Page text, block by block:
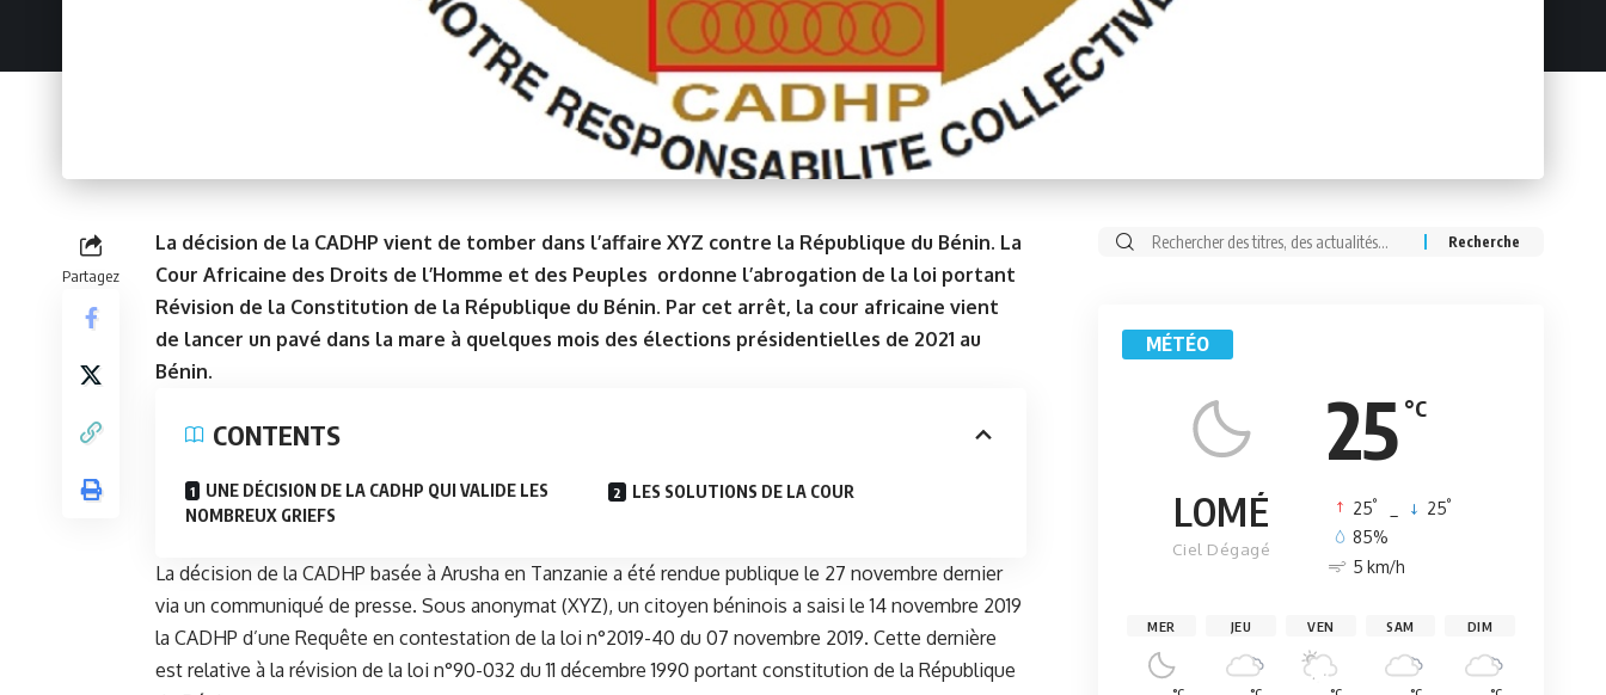
Partagez
La décision de la CADHP vient de tomber dans l’affaire XYZ contre la République du Bénin. La
Cour Africaine des Droits de l’Homme et des Peuples ordonne l’abrogation de la loi portant
Révision de la Constitution de la République du Bénin. Par cet arrêt, la cour africaine vient
de lancer un pavé dans la mare à quelques mois des élections présidentielles de 2021 au
Bénin.
CONTENTS
UNE DÉCISION DE LA CADHP QUI VALIDE LES
NOMBREUX GRIEFS
LES SOLUTIONS DE LA COUR
La décision de la CADHP basée à Arusha en Tanzanie a été rendue publique le 27 novembre dernier
via un communiqué de presse. Sous anonymat (XYZ), un citoyen béninois a saisi le 14 novembre 2019
la CADHP d’une Requête en contestation de la loi n°2019-40 du 07 novembre 2019. Cette dernière
est relative à la révision de la loi n°90-032 du 11 décembre 1990 portant constitution de la République
Rechercher:
MÉTÉO
25 °C
LOMÉ
Ciel Dégagé
25° 25°
85%
5 km/h
MER JEU VEN SAM DIM